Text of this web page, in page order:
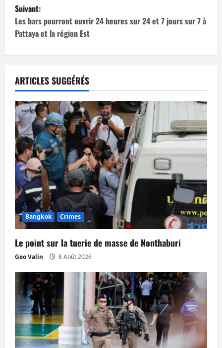
i
g
t
i
o
n
d
’
a
r
t
i
c
l
e
Suivant:
Les bars pourront ouvrir 24 heures sur 24 et 7 jours sur 7 à
Pattaya et la région Est
ARTICLES SUGGÉRÉS
Bangkok Crimes
Le point sur la tuerie de masse de Nonthaburi
Geo Valin 8 Août 2026